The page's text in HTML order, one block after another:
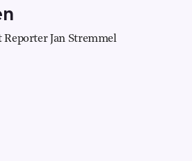
Jan Stremmel